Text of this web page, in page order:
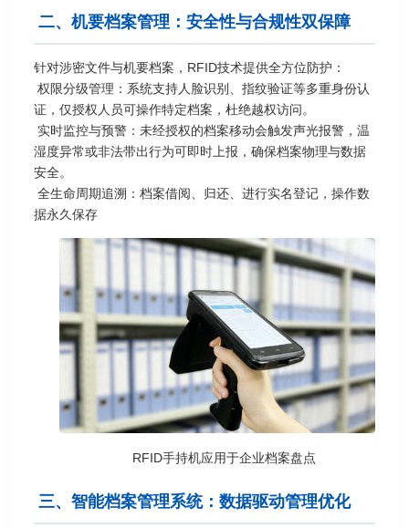
二、机要档案管理：安全性与合规性双保障
针对涉密文件与机要档案，RFID技术提供全方位防护：
权限分级管理：系统支持人脸识别、指纹验证等多重身份认
证，仅授权人员可操作特定档案，杜绝越权访问。
实时监控与预警：未经授权的档案移动会触发声光报警，温
湿度异常或非法带出行为可即时上报，确保档案物理与数据
安全。
全生命周期追溯：档案借阅、归还、进行实名登记，操作数
据永久保存
RFID手持机应用于企业档案盘点
三、智能档案管理系统：数据驱动管理优化